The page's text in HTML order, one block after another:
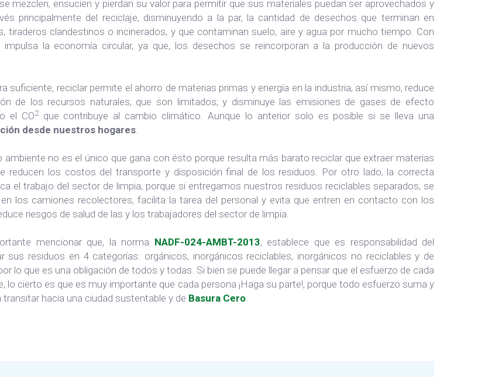
mezclen, ensucien y pierdan su valor para permitir que sus materiales puedan ser aprovechados y
principalmente del reciclaje, disminuyendo a la par, la cantidad de desechos que terminan en
tiraderos clandestinos o incinerados, y que contaminan suelo, aire y agua por mucho tiempo. Con
la economía circular, ya que, los desechos se reincorporan a la producción de nuevos
suficiente, reciclar permite el ahorro de materias primas y energía en la industria, así mismo, reduce
de los recursos naturales, que son limitados; y disminuye las emisiones de gases de efecto
el CO2que contribuye al cambio climático. Aunque lo anterior solo es posible si se lleva una
desde nuestros hogares.
ambiente no es el único que gana con ésto porque resulta más barato reciclar que extraer materias
reducen los costos del transporte y disposición final de los residuos. Por otro lado, la correcta
el trabajo del sector de limpia, porque si entregamos nuestros residuos reciclables separados, se
en los camiones recolectores, facilita la tarea del personal y evita que entren en contacto con los
riesgos de salud de las y los trabajadores del sector de limpia.
mencionar que, la norma NADF-024-AMBT-2013, establece que es responsabilidad del
sus residuos en 4 categorías: orgánicos, inorgánicos reciclables, inorgánicos no reciclables y de
lo que es una obligación de todos y todas. Si bien se puede llegar a pensar que el esfuerzo de cada
lo cierto es que es muy importante que cada persona ¡Haga su parte!, porque todo esfuerzo suma y
transitar hacia una ciudad sustentable y de Basura Cero.